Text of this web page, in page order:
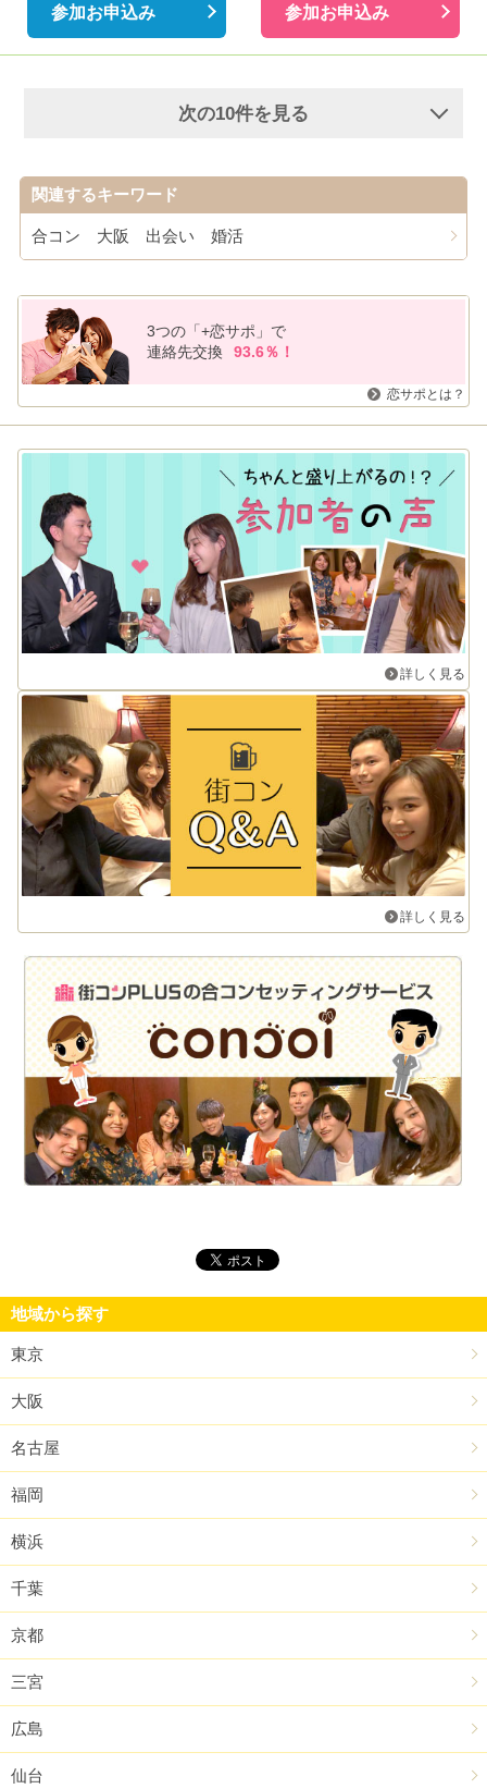
参加お申込み 参加お申込み
次の10件を見る
関連するキーワード
合コン 大阪 出会い 婚活
3つの「+恋サポ」で
連絡先交換
93.6％！
恋サポとは？
詳しく見る
詳しく見る
地域から探す
東京
大阪
名古屋
福岡
横浜
千葉
京都
三宮
広島
仙台